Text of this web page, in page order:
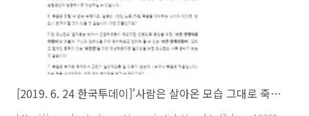
[2019. 6. 24 한국투데이]'사람은 살아온 모습 그대로 죽음을 맞이한다' 강원남 소장의 웰다잉